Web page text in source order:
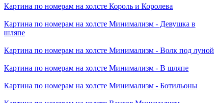
Картина по номерам на холсте Король и Королева
Картина по номерам на холсте Минимализм - Девушка в
шляпе
Картина по номерам на холсте Минимализм - Волк под луной
Картина по номерам на холсте Минимализм - В шляпе
Картина по номерам на холсте Минимализм - Ботильоны